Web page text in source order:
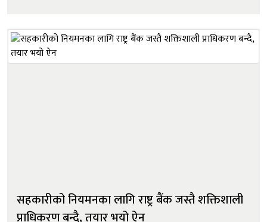
सहकारीको नियमनका लागि राष्ट्र बैंक जस्तै शक्तिशाली
प्राधिकरण बन्दै, तयार भयो ऐन